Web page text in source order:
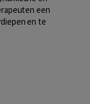
een
en te